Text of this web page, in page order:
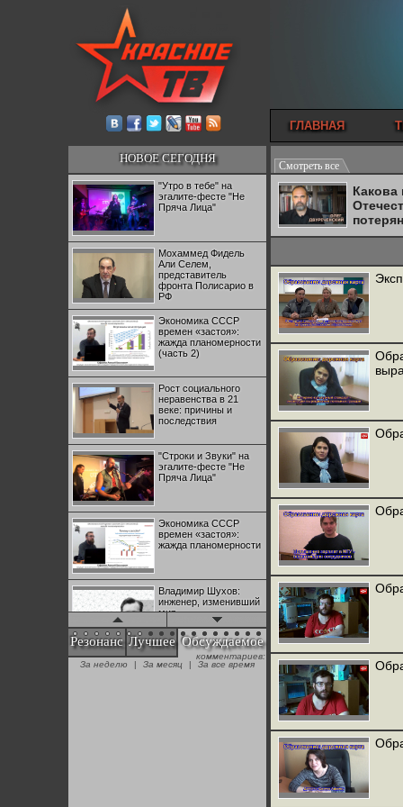
ГЛАВНАЯ
НОВОЕ СЕГОДНЯ
"Утро в тебе" на
эгалите-фесте "Не
Пряча Лица"
Мохаммед Фидель
Али Селем,
представитель
фронта Полисарио в
РФ
Экономика СССР
времен «застоя»:
жажда планомерности
(часть 2)
Рост социального
неравенства в 21
веке: причины и
последствия
"Строки и Звуки" на
эгалите-фесте "Не
Пряча Лица"
Экономика СССР
времен «застоя»:
жажда планомерности
Владимир Шухов:
инженер, изменивший
мир
"Аркадий Коц" на
эгалите-фесте "Не
Резонанс Лучшее Обсуждаемое
комментариев:
За неделю
| За месяц | За все время
Смотреть все